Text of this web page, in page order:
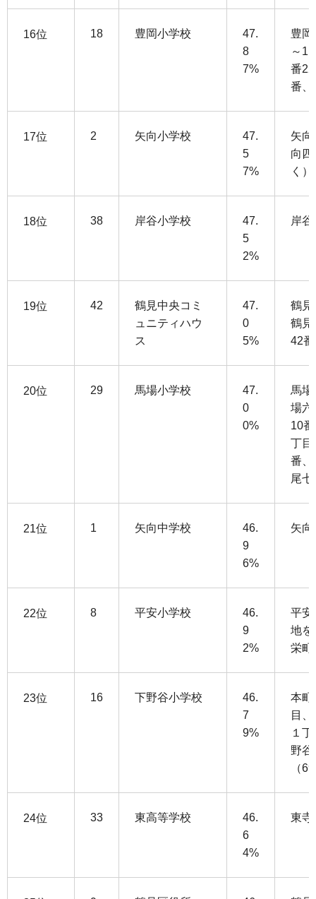
16位 18 豊岡小学校
47.
8
7%
豊
～
番
番、
17位 2 矢向小学校
47.
5
7%
矢
向
く
18位 38 岸谷小学校
47.
5
2%
岸
19位 42
鶴見中央コミ
ュニティハウ
ス
47.
0
5%
鶴見
鶴見
42
20位 29 馬場小学校
47.
0
0%
馬
場六
10
丁目
番、
尾
21位 1 矢向中学校
46.
9
6%
矢向
22位 8 平安小学校
46.
9
2%
平安
地を
栄町
23位 16 下野谷小学校
46.
7
9%
本町
目
１
野
（
24位 33 東高等学校
46.
6
4%
東寺